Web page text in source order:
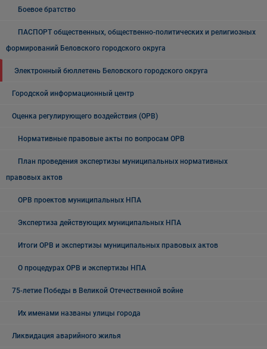
Боевое братство
ПАСПОРТ общественных, общественно-политических и религиозных
формирований Беловского городского округа
Электронный бюллетень Беловского городского округа
Городской информационный центр
Оценка регулирующего воздействия (ОРВ)
Нормативные правовые акты по вопросам ОРВ
План проведения экспертизы муниципальных нормативных
правовых актов
ОРВ проектов муниципальных НПА
Экспертиза действующих муниципальных НПА
Итоги ОРВ и экспертизы муниципальных правовых актов
О процедурах ОРВ и экспертизы НПА
75-летие Победы в Великой Отечественной войне
Их именами названы улицы города
Ликвидация аварийного жилья